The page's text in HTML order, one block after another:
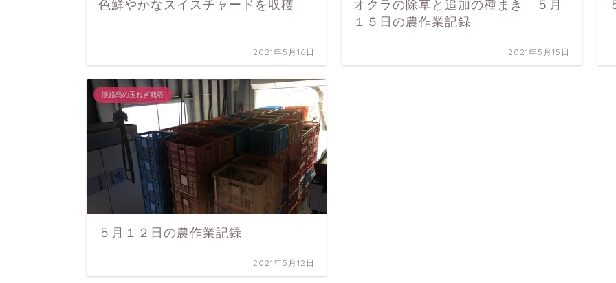
色鮮やかなスイスチャードを収穫
2021年5月16日
オクラの除草と追加の種まき ５月
１５日の農作業記録
2021年5月15日
淡路島の玉ねぎ栽培
５月１２日の農作業記録
2021年5月12日